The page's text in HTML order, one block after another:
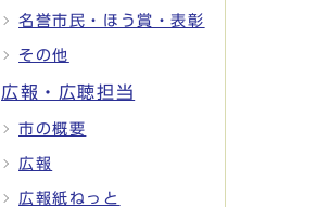
名誉市民・ほう賞・表彰
その他
広報・広聴担当
市の概要
広報
広報紙ねっと